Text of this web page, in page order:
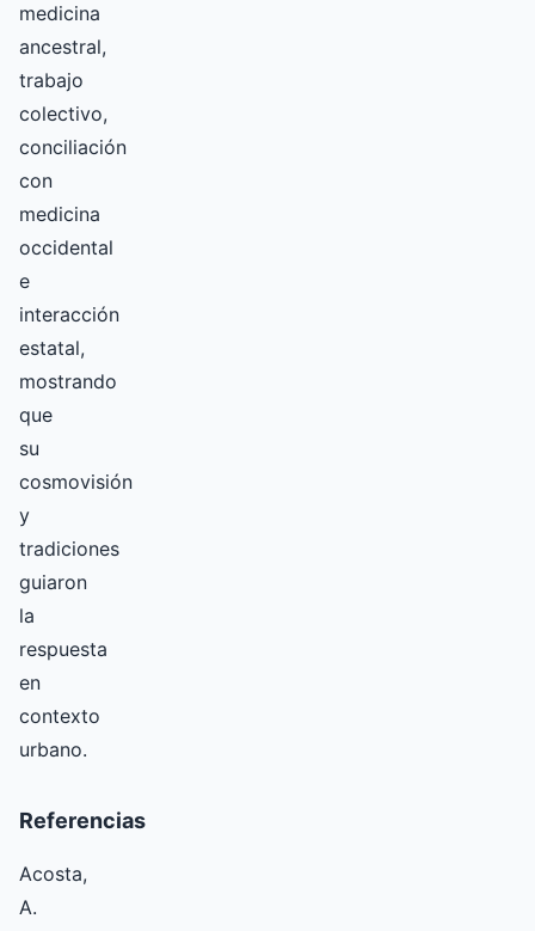
medicina
ancestral,
trabajo
colectivo,
conciliación
con
medicina
occidental
e
interacción
estatal,
mostrando
que
su
cosmovisión
y
tradiciones
guiaron
la
respuesta
en
contexto
urbano.
Referencias
Acosta,
A.